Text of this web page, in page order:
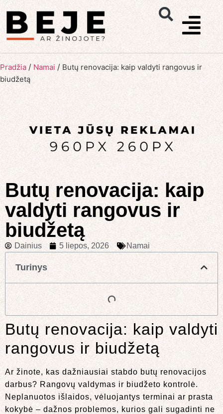
Pradžia / Namai / Butų renovacija: kaip valdyti rangovus ir
biudžetą
Butų renovacija: kaip
valdyti rangovus ir
biudžetą
Dainius 5 liepos, 2026 Namai
Turinys
Butų renovacija: kaip valdyti
rangovus ir biudžetą
Ar žinote, kas dažniausiai stabdo butų renovacijos
darbus? Rangovų valdymas ir biudžeto kontrolė.
Neplanuotos išlaidos, vėluojantys terminai ar prasta
kokybė – dažnos problemos, kurios gali sugadinti ne